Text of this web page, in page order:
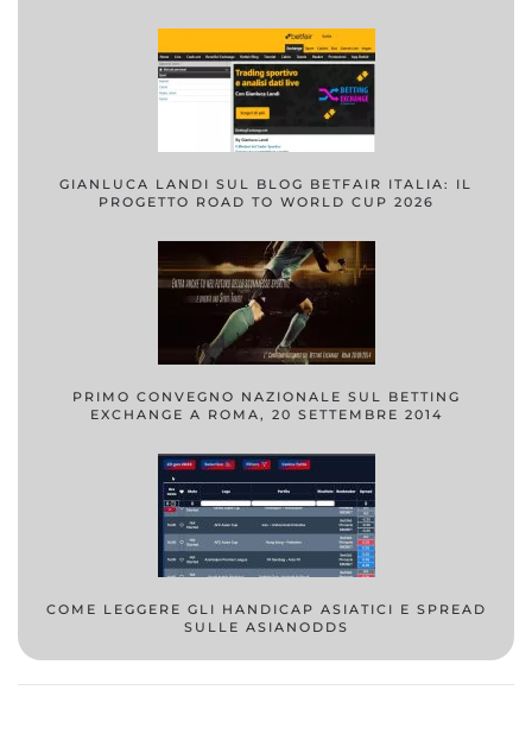
GIANLUCA LANDI SUL BLOG BETFAIR ITALIA: IL
PROGETTO ROAD TO WORLD CUP 2026
PRIMO CONVEGNO NAZIONALE SUL BETTING
EXCHANGE A ROMA, 20 SETTEMBRE 2014
COME LEGGERE GLI HANDICAP ASIATICI E SPREAD
SULLE ASIANODDS